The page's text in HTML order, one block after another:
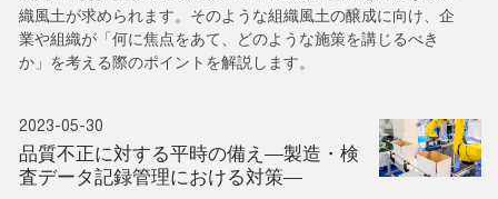
織風土が求められます。そのような組織風土の醸成に向け、企
業や組織が「何に焦点をあて、どのような施策を講じるべき
か」を考える際のポイントを解説します。
2023-05-30
品質不正に対する平時の備え―製造・検
査データ記録管理における対策―